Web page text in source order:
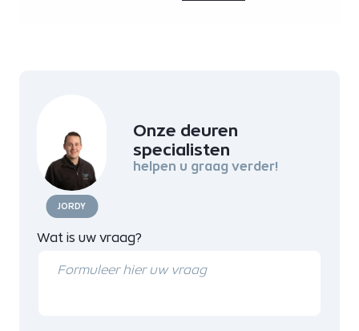
JORDY
Onze deuren
specialisten
helpen u graag verder!
Wat is uw vraag?